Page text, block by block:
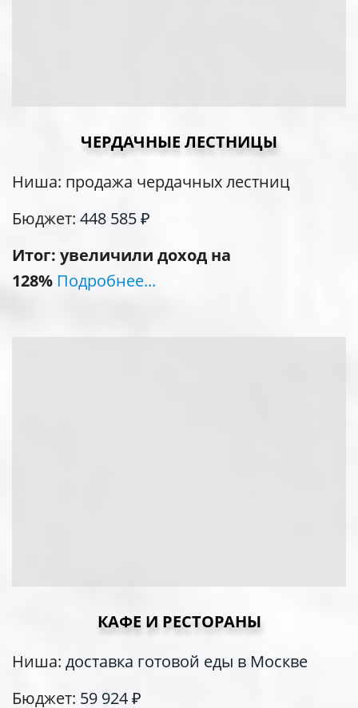
ЧЕРДАЧНЫЕ ЛЕСТНИЦЫ
Ниша: продажа чердачных лестниц
Бюджет: 448 585₽
Итог: увеличили доход на
128% Подробнее...
КАФЕ И РЕСТОРАНЫ
Ниша: доставка готовой еды в Москве
Бюджет: 59 924₽